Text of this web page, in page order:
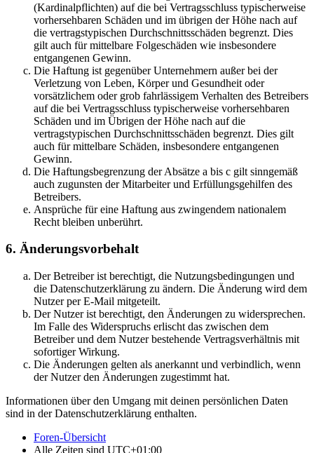
(Kardinalpflichten) auf die bei Vertragsschluss typischerweise
vorhersehbaren Schäden und im übrigen der Höhe nach auf
die vertragstypischen Durchschnittsschäden begrenzt. Dies
gilt auch für mittelbare Folgeschäden wie insbesondere
entgangenen Gewinn.
Die Haftung ist gegenüber Unternehmern außer bei der
Verletzung von Leben, Körper und Gesundheit oder
vorsätzlichem oder grob fahrlässigem Verhalten des Betreibers
auf die bei Vertragsschluss typischerweise vorhersehbaren
Schäden und im Übrigen der Höhe nach auf die
vertragstypischen Durchschnittsschäden begrenzt. Dies gilt
auch für mittelbare Schäden, insbesondere entgangenen
Gewinn.
Die Haftungsbegrenzung der Absätze a bis c gilt sinngemäß
auch zugunsten der Mitarbeiter und Erfüllungsgehilfen des
Betreibers.
Ansprüche für eine Haftung aus zwingendem nationalem
Recht bleiben unberührt.
6. Änderungsvorbehalt
Der Betreiber ist berechtigt, die Nutzungsbedingungen und
die Datenschutzerklärung zu ändern. Die Änderung wird dem
Nutzer per E-Mail mitgeteilt.
Der Nutzer ist berechtigt, den Änderungen zu widersprechen.
Im Falle des Widerspruchs erlischt das zwischen dem
Betreiber und dem Nutzer bestehende Vertragsverhältnis mit
sofortiger Wirkung.
Die Änderungen gelten als anerkannt und verbindlich, wenn
der Nutzer den Änderungen zugestimmt hat.
Informationen über den Umgang mit deinen persönlichen Daten
sind in der Datenschutzerklärung enthalten.
Foren-Übersicht
Alle Zeiten sind UTC+01:00